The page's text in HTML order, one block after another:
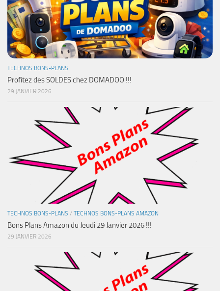
TECHNOS BONS-PLANS
Profitez des SOLDES chez DOMADOO !!!
29 JANVIER 2026
TECHNOS BONS-PLANS / TECHNOS BONS-PLANS AMAZON
Bons Plans Amazon du Jeudi 29 Janvier 2026 !!!
29 JANVIER 2026